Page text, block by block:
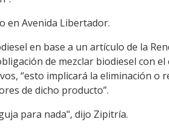
en Avenida Libertador.
en base a un artículo de la
de mezclar biodiesel con el
“esto implicará la eliminación o
de dicho producto”.
para nada", dijo Zipitría.